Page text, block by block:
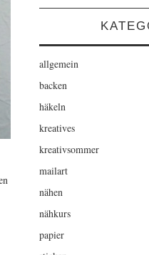
allgemein
backen
häkeln
kreatives
kreativsommer
mailart
nähen
nähkurs
papier